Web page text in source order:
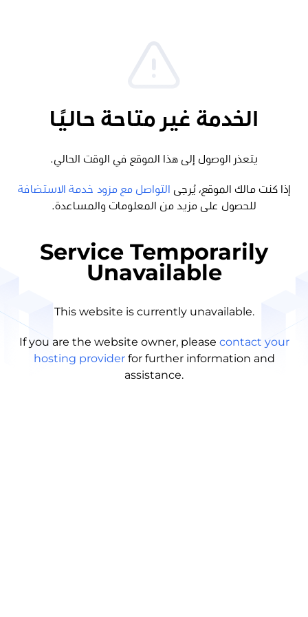
الخدمة غير متاحة حاليًا
يتعذر الوصول إلى هذا الموقع في الوقت الحالي.
إذا كنت مالك الموقع، يُرجى
التواصل مع مزود خدمة الاستضافة
للحصول على مزيد من المعلومات والمساعدة.
Service Temporarily
Unavailable
This website is currently unavailable.
If you are the website owner, please contact your
hosting provider for further information and
assistance.